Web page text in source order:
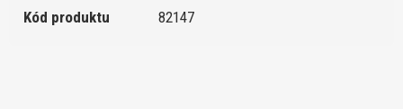
Kód produktu 82147